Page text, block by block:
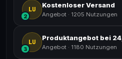
LU
2
Kostenloser Versand
Angebot · 1205 Nutzungen
LU
3
Produktangebot bei
Angebot · 1180 Nutzungen